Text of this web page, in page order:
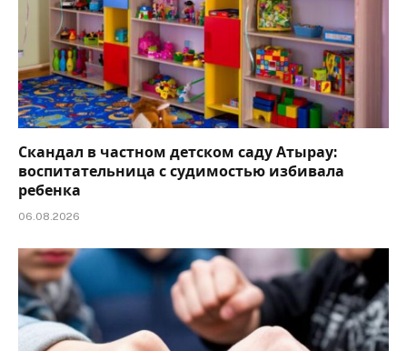
Скандал в частном детском саду Атырау:
воспитательница с судимостью избивала
ребенка
06.08.2026